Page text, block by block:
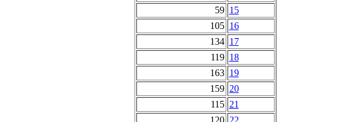
59 15
105 16
134 17
119 18
163 19
159 20
115 21
120 22